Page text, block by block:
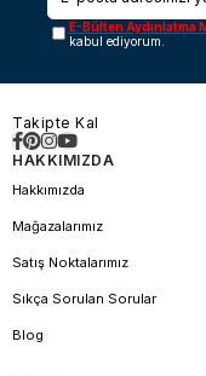
E-Bülten Aydınlatma
kabul ediyorum.
Takipte Kal
HAKKIMIZDA
Hakkımızda
Mağazalarımız
Satış Noktalarımız
Sıkça Sorulan Sorular
Blog